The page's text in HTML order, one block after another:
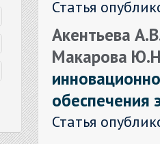
Статья
Акентьева
Макарова
обеспечения
Статья